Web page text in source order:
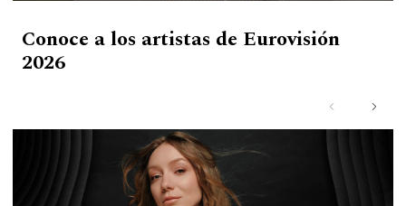
Conoce a los artistas de Eurovisión
2026